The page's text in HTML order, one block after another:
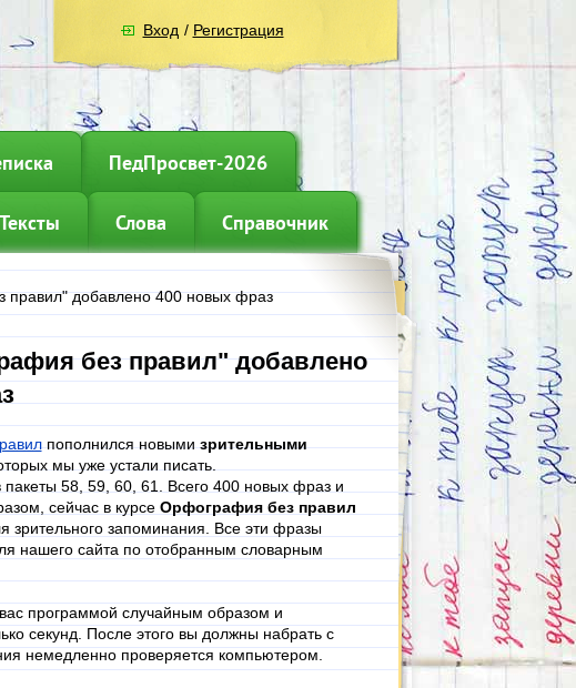
Вход / Регистрация
ПедПросвет-2026
Тексты Слова Справочник
правил" добавлено 400 новых фраз
без правил" добавлено
пополнился новымизрительными
мы уже устали писать.
58, 59, 60, 61. Всего 400 новых фраз и
сейчас в курсе Орфография без правил
зрительного запоминания. Все эти фразы
нашего сайта по отобранным словарным
программой случайным образом и
секунд. После этого вы должны набрать с
немедленно проверяется компьютером.